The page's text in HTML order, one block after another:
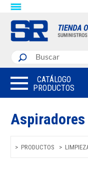
CATÁLOGO
PRODUCTOS
Aspiradores
PRODUCTOS